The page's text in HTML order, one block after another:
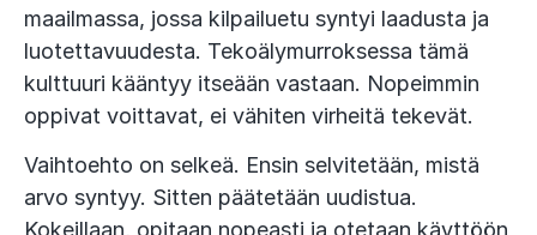
maailmassa, jossa kilpailuetu syntyi laadusta ja
luotettavuudesta. Tekoälymurroksessa tämä
kulttuuri kääntyy itseään vastaan. Nopeimmin
oppivat voittavat, ei vähiten virheitä tekevät.
Vaihtoehto on selkeä. Ensin selvitetään, mistä
arvo syntyy. Sitten päätetään uudistua.
Kokeillaan, opitaan nopeasti ja otetaan käyttöön